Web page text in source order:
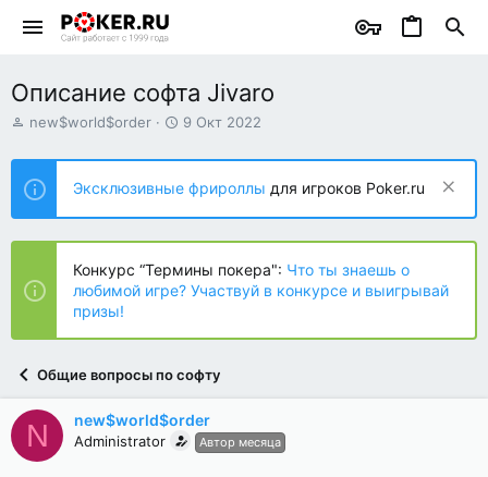
Описание софта Jivaro
А
т
о
р
т
е
ы
new$world$order
Д
т
н
а
ч
л
а
9 Окт 2022
Эксклюзивные фрироллы для игроков Poker.ru
Конкурс “Термины покера": Что ты знаешь о
любимой игре? Участвуй в конкурсе и выигрывай
призы!
Общие вопросы по софту
N new$world$order
Administrator Автор месяца